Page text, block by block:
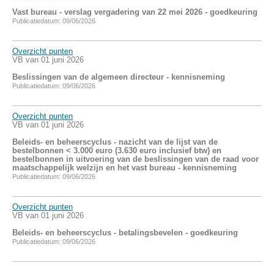
Vast bureau - verslag vergadering van 22 mei 2026 - goedkeuring
Publicatiedatum: 09/06/2026
Overzicht punten
VB van 01 juni 2026
Beslissingen van de algemeen directeur - kennisneming
Publicatiedatum: 09/06/2026
Overzicht punten
VB van 01 juni 2026
Beleids- en beheerscyclus - nazicht van de lijst van de
bestelbonnen < 3.000 euro (3.630 euro inclusief btw) en
bestelbonnen in uitvoering van de beslissingen van de raad voor
maatschappelijk welzijn en het vast bureau - kennisneming
Publicatiedatum: 09/06/2026
Overzicht punten
VB van 01 juni 2026
Beleids- en beheerscyclus - betalingsbevelen - goedkeuring
Publicatiedatum: 09/06/2026